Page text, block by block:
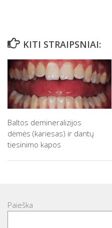
KITI STRAIPSNIAI:
Baltos demineralizijos
dėmės (kariesas) ir dantų
tiesinimo kapos
Paieška